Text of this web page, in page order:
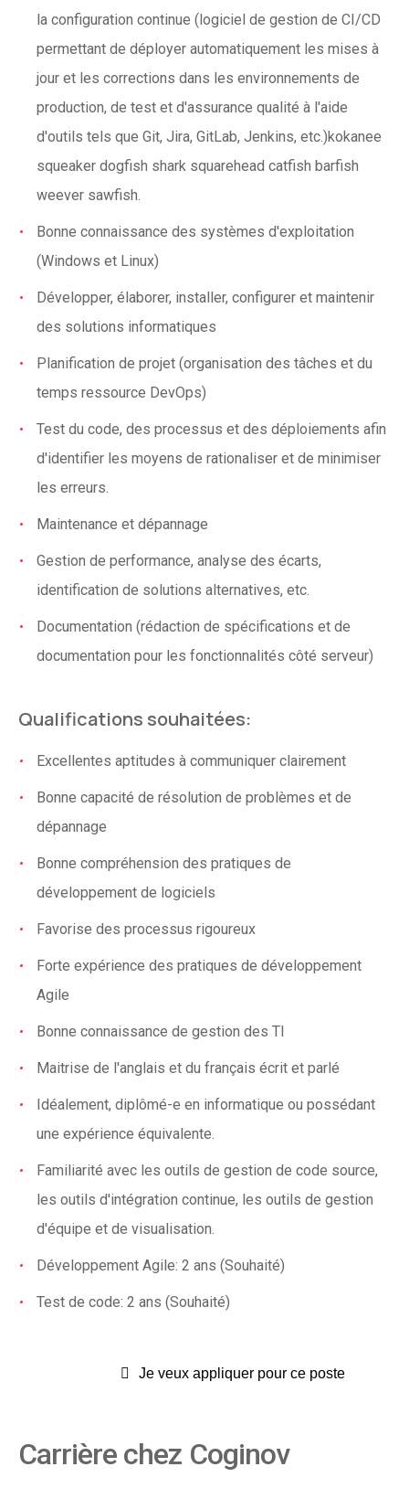
la configuration continue (logiciel de gestion de CI/CD
permettant de déployer automatiquement les mises à
jour et les corrections dans les environnements de
production, de test et d'assurance qualité à l'aide
d'outils tels que Git, Jira, GitLab, Jenkins, etc.)kokanee
squeaker dogfish shark squarehead catfish barfish
weever sawfish.
Bonne connaissance des systèmes d'exploitation
(Windows et Linux)
Développer, élaborer, installer, configurer et maintenir
des solutions informatiques
Planification de projet (organisation des tâches et du
temps ressource DevOps)
Test du code, des processus et des déploiements afin
d'identifier les moyens de rationaliser et de minimiser
les erreurs.
Maintenance et dépannage
Gestion de performance, analyse des écarts,
identification de solutions alternatives, etc.
Documentation (rédaction de spécifications et de
documentation pour les fonctionnalités côté serveur)
Qualifications souhaitées:
Excellentes aptitudes à communiquer clairement
Bonne capacité de résolution de problèmes et de
dépannage
Bonne compréhension des pratiques de
développement de logiciels
Favorise des processus rigoureux
Forte expérience des pratiques de développement
Agile
Bonne connaissance de gestion des TI
Maitrise de l'anglais et du français écrit et parlé
Idéalement, diplômé-e en informatique ou possédant
une expérience équivalente.
Familiarité avec les outils de gestion de code source,
les outils d'intégration continue, les outils de gestion
d'équipe et de visualisation.
Développement Agile: 2 ans (Souhaité)
Test de code: 2 ans (Souhaité)
Je veux appliquer pour ce poste
Carrière chez Coginov